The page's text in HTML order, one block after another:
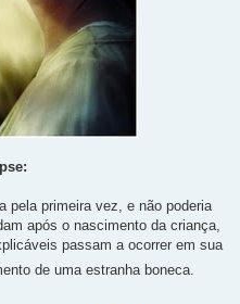
pela primeira vez, e não poderia
após o nascimento da criança,
passam a ocorrer em sua
de uma estranha boneca.